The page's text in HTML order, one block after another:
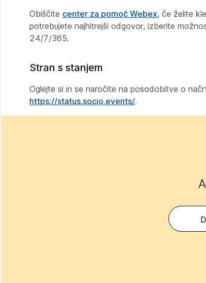
Obiščite center za pomoč Webex, če želite
potrebujete najhitrejši odgovor, izberite
24/7/365.
Stran s stanjem
Oglejte si in se naročite na posodobitve o
https://status.socio.events/.